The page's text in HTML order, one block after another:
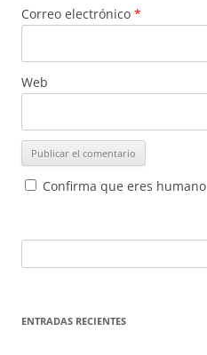
Correo electrónico *
Web
Confirma que eres humano
ENTRADAS RECIENTES